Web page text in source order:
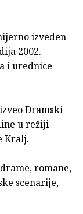
izveden
2002.
i urednice
Dramski
u režiji
Kralj.
romane,
scenarije,